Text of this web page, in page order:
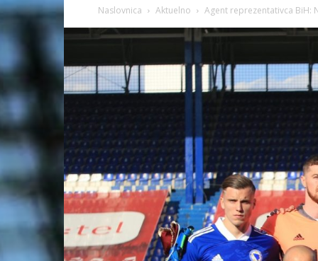
Naslovnica Aktuelno Agent reprezentativca BiH: